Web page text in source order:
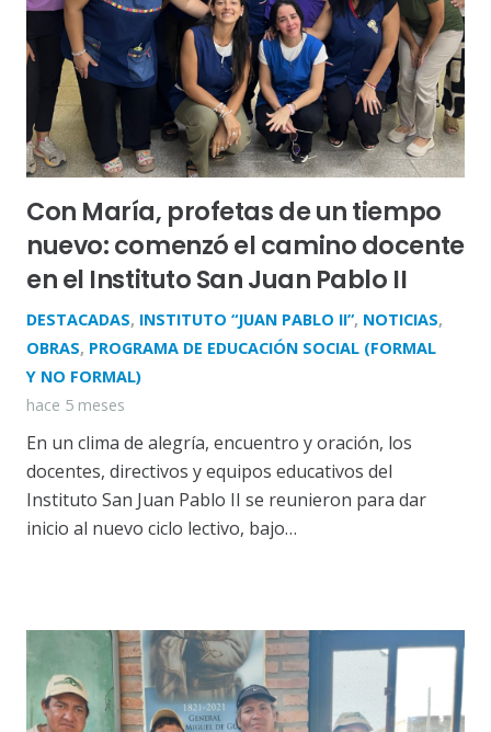
Con María, profetas de un tiempo
nuevo: comenzó el camino docente
en el Instituto San Juan Pablo II
DESTACADAS, INSTITUTO “JUAN PABLO II”, NOTICIAS,
OBRAS, PROGRAMA DE EDUCACIÓN SOCIAL (FORMAL
Y NO FORMAL)
hace 5 meses
En un clima de alegría, encuentro y oración, los
docentes, directivos y equipos educativos del
Instituto San Juan Pablo II se reunieron para dar
inicio al nuevo ciclo lectivo, bajo…